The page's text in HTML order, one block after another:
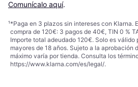
Comunícalo aquí.
¹*Paga en 3 plazos sin intereses con Klarna.
compra de 120€: 3 pagos de 40€, TIN 0 %
Importe total adeudado 120€. Solo es válido
mayores de 18 años. Sujeto a la aprobación
máximo varía por tienda. Consulta los
https://www.klarna.com/es/legal/.